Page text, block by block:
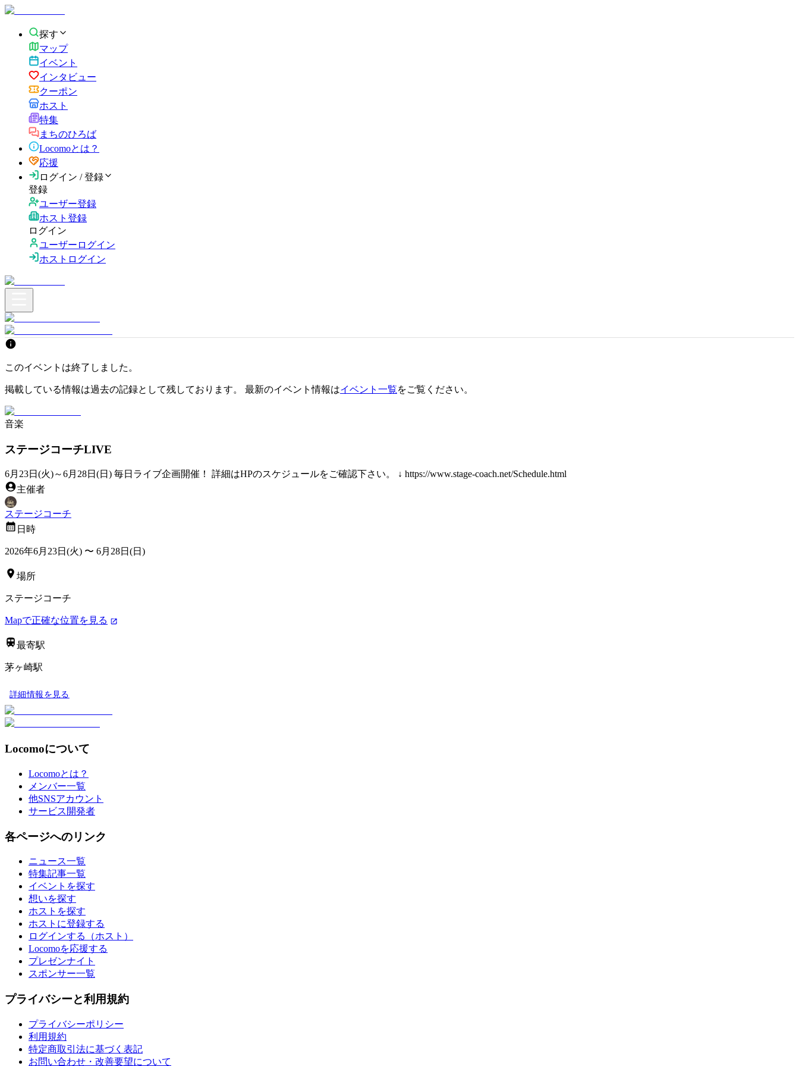
探す
マップ
イベント
インタビュー
クーポン
ホスト
特集
まちのひろば
Locomoとは？
応援
ログイン / 登録
登録
ユーザー登録
ホスト登録
ログイン
ユーザーログイン
ホストログイン
このイベントは終了しました。
掲載している情報は過去の記録として残しております。 最新のイベント情報はイベント一覧をご覧ください。
音楽
ステージコーチLIVE
6月23日(火)～6月28日(日) 毎日ライブ企画開催！ 詳細はHPのスケジュールをご確認下さい。 ↓ https://www.stage-coach.net/Schedule.html
主催者
ステージコーチ
日時
2026年6月23日(火) 〜 6月28日(日)
場所
ステージコーチ
Mapで正確な位置を見る
最寄駅
茅ヶ崎駅
詳細情報を見る
Locomoについて
Locomoとは？
メンバー一覧
他SNSアカウント
サービス開発者
各ページへのリンク
ニュース一覧
特集記事一覧
イベントを探す
想いを探す
ホストを探す
ホストに登録する
ログインする（ホスト）
Locomoを応援する
プレゼンナイト
スポンサー一覧
プライバシーと利用規約
プライバシーポリシー
利用規約
特定商取引法に基づく表記
お問い合わせ・改善要望について